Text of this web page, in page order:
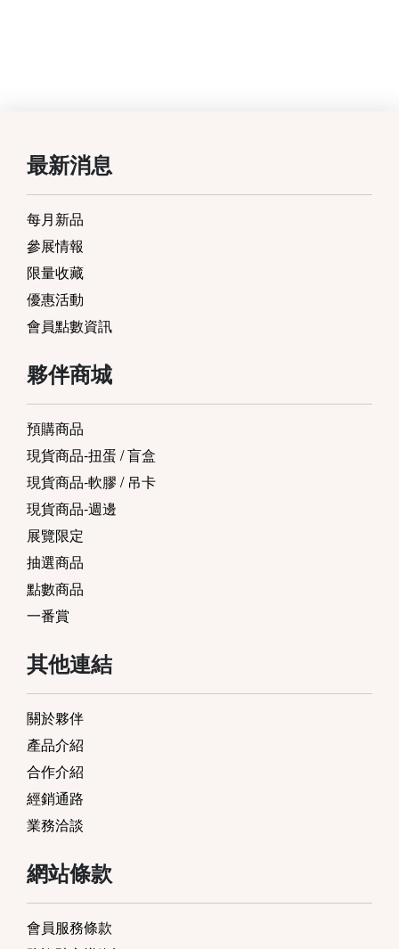
最新消息
每月新品
參展情報
限量收藏
優惠活動
會員點數資訊
夥伴商城
預購商品
現貨商品-扭蛋 / 盲盒
現貨商品-軟膠 / 吊卡
現貨商品-週邊
展覽限定
抽選商品
點數商品
一番賞
其他連結
關於夥伴
產品介紹
合作介紹
經銷通路
業務洽談
網站條款
會員服務條款